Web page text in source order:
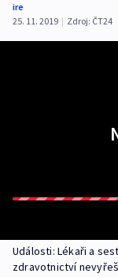
ire
25. 11. 2019 | Zdroj: ČT24
Události: Lékaři a
zdravotnictví